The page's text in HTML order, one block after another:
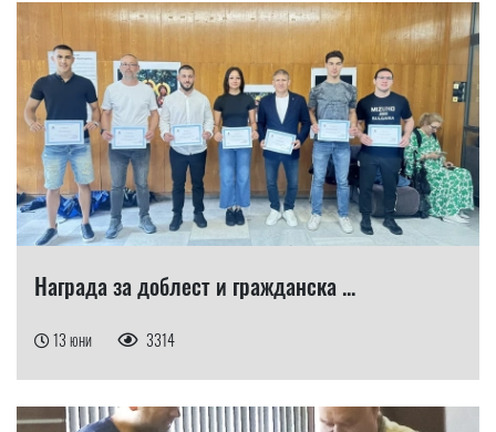
Награда за доблест и гражданска ...
13 юни 3314